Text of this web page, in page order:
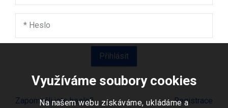
* Heslo
Zapomněli jste heslo? Registrace
Využíváme soubory cookies
Na našem webu získáváme, ukládáme a